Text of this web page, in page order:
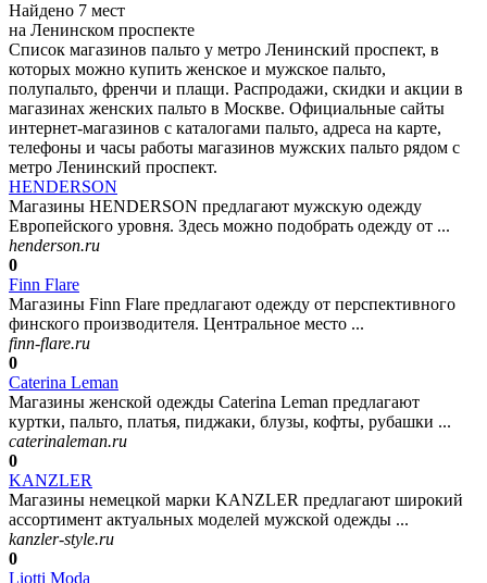
Найдено 7 мест
на Ленинском проспекте
Список магазинов пальто у метро Ленинский проспект, в
которых можно купить женское и мужское пальто,
полупальто, френчи и плащи. Распродажи, скидки и акции в
магазинах женских пальто в Москве. Официальные сайты
интернет-магазинов с каталогами пальто, адреса на карте,
телефоны и часы работы магазинов мужских пальто рядом с
метро Ленинский проспект.
HENDERSON
Магазины HENDERSON предлагают мужскую одежду
Европейского уровня. Здесь можно подобрать одежду от ...
henderson.ru
0
Finn Flare
Магазины Finn Flare предлагают одежду от перспективного
финского производителя. Центральное место ...
finn-flare.ru
0
Caterina Leman
Магазины женской одежды Caterina Leman предлагают
куртки, пальто, платья, пиджаки, блузы, кофты, рубашки ...
caterinaleman.ru
0
KANZLER
Магазины немецкой марки KANZLER предлагают широкий
ассортимент актуальных моделей мужской одежды ...
kanzler-style.ru
0
Liotti Moda